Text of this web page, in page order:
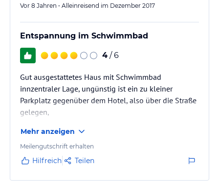
Vor 8 Jahren • Alleinreisend im Dezember 2017
Entspannung im Schwimmbad
4 / 6
Gut ausgestattetes Haus mit Schwimmbad
innzentraler Lage, ungünstig ist ein zu kleiner
Parkplatz gegenüber dem Hotel, also über die Straße
gelegen,
Mehr anzeigen
Meilengutschrift erhalten
Hilfreich Teilen